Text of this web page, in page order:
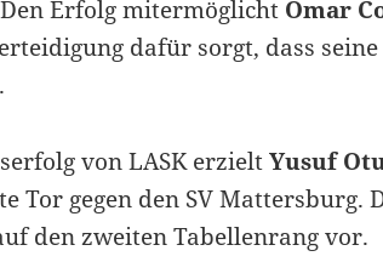
Erfolg mitermöglicht Omar
dafür sorgt, dass
von LASK erzieltYusuf
Tor gegen den SV Mattersburg.
den zweiten Tabellenrang vor.